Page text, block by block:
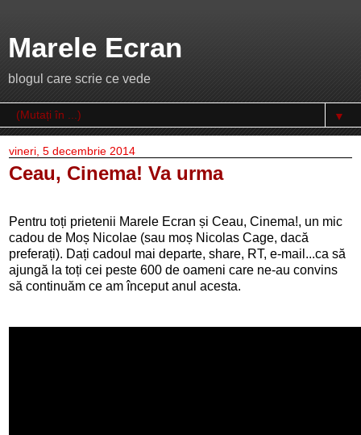
Marele Ecran
blogul care scrie ce vede
▼
vineri, 5 decembrie 2014
Ceau, Cinema! Va urma
Pentru toți prietenii Marele Ecran și Ceau, Cinema!, un mic
cadou de Moș Nicolae (sau moș Nicolas Cage, dacă
preferați). Dați cadoul mai departe, share, RT, e-mail...ca să
ajungă la toți cei peste 600 de oameni care ne-au convins
să continuăm ce am început anul acesta.